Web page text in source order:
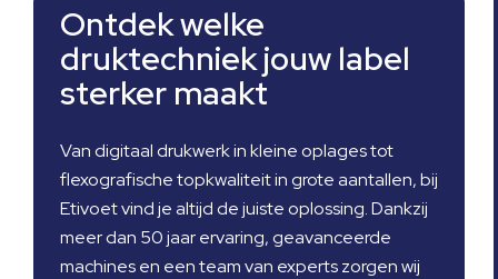
Ontdek welke
druktechniek jouw label
sterker maakt
Van digitaal drukwerk in kleine oplages tot
flexografische topkwaliteit in grote aantallen, bij
Etivoet vind je altijd de juiste oplossing. Dankzij
meer dan 50 jaar ervaring, geavanceerde
machines en een team van experts zorgen wij